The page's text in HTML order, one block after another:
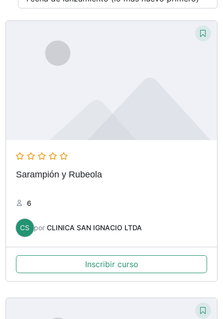
Sarampión y Rubeola
6
CS por CLINICA SAN IGNACIO LTDA
Inscribir curso